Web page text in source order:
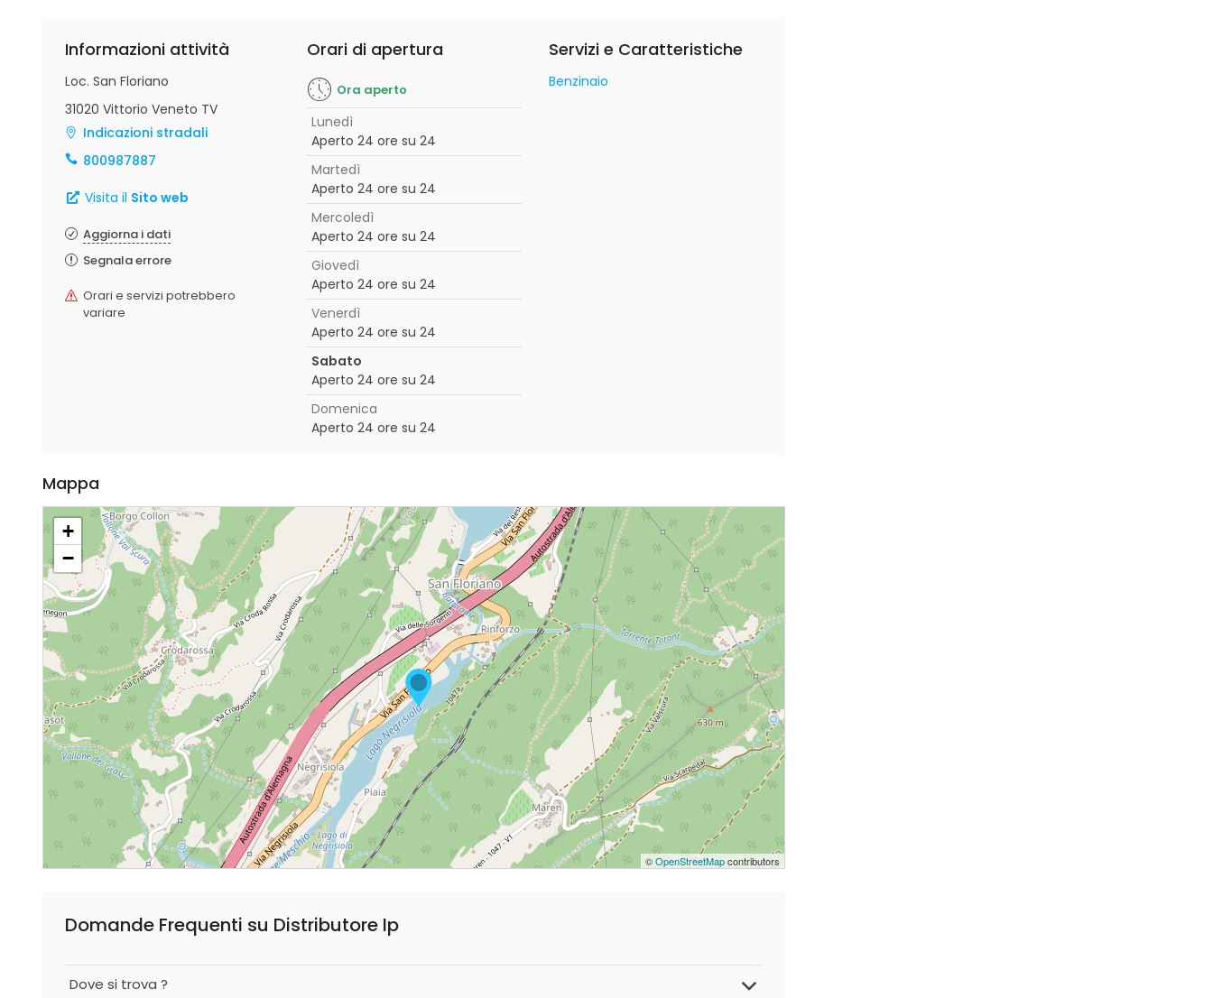
Informazioni attività
Loc. San Floriano
31020 Vittorio Veneto TV
Indicazioni stradali
800987887
Visita il Sito web
Aggiorna i dati
Segnala errore
Orari e servizi potrebbero
variare
Orari di apertura
Ora aperto
Lunedì
Aperto 24 ore su 24
Martedì
Aperto 24 ore su 24
Mercoledì
Aperto 24 ore su 24
Giovedì
Aperto 24 ore su 24
Venerdì
Aperto 24 ore su 24
Sabato
Aperto 24 ore su 24
Domenica
Aperto 24 ore su 24
Servizi e Caratteristiche
Benzinaio
Mappa
+
−
©OpenStreetMapcontributors
Domande Frequenti su Distributore Ip
Dove si trova ?